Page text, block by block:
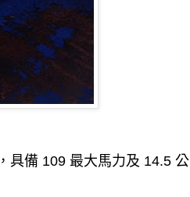
具備 109 最大馬力及 14.5 公